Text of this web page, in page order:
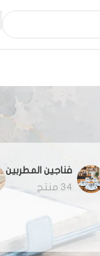
فناجين المطربين
34 منتج